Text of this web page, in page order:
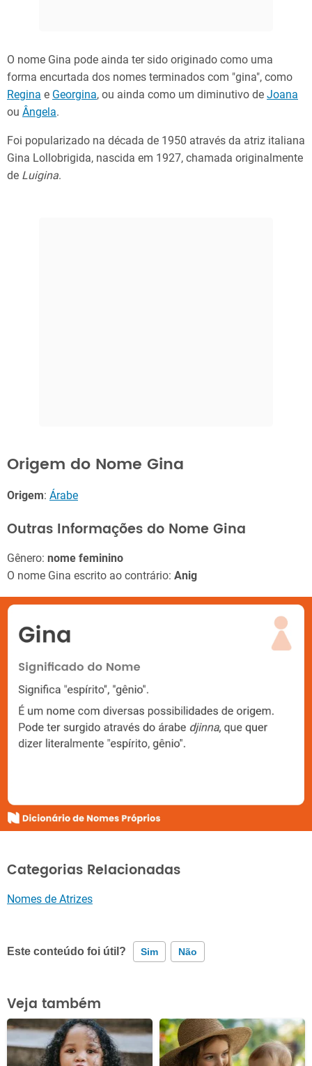
O nome Gina pode ainda ter sido originado como uma
forma encurtada dos nomes terminados com "gina", como
Regina e Georgina, ou ainda como um diminutivo de Joana
ou Ângela.
Foi popularizado na década de 1950 através da atriz italiana
Gina Lollobrigida, nascida em 1927, chamada originalmente
de Luigina​.
Origem do Nome Gina
Origem: Árabe
Outras Informações do Nome Gina
Gênero: nome feminino
O nome Gina escrito ao contrário: Anig
Categorias Relacionadas
Nomes de Atrizes
Este conteúdo foi útil? Sim Não
Este conteúdo contém informação incorreta
Este conteúdo não tem a informação que procuro
Outro
Veja também